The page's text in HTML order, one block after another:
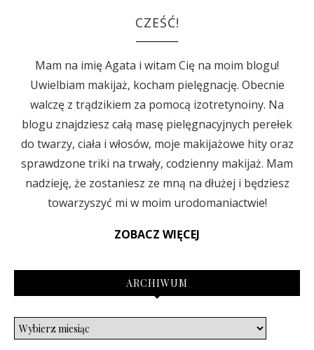
CZEŚĆ!
Mam na imię Agata i witam Cię na moim blogu!
Uwielbiam makijaż, kocham pielęgnację. Obecnie
walczę z trądzikiem za pomocą izotretynoiny. Na
blogu znajdziesz całą masę pielęgnacyjnych perełek
do twarzy, ciała i włosów, moje makijażowe hity oraz
sprawdzone triki na trwały, codzienny makijaż. Mam
nadzieję, że zostaniesz ze mną na dłużej i będziesz
towarzyszyć mi w moim urodomaniactwie!
ZOBACZ WIĘCEJ
ARCHIWUM